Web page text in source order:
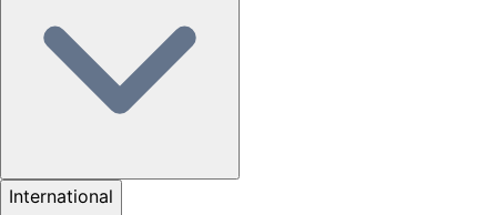
International